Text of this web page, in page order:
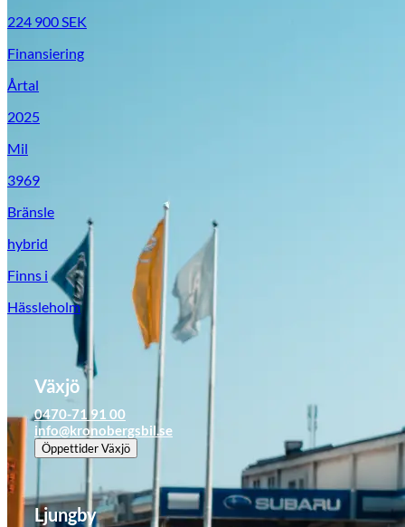
Suzuki
224 900SEK
Finansiering
Årtal
2025
Mil
3969
Bränsle
hybrid
Finns i
Hässleholm
Växjö
0470-71 91 00
info@kronobergsbil.se
ÖppettiderVäxjö
Ljungby